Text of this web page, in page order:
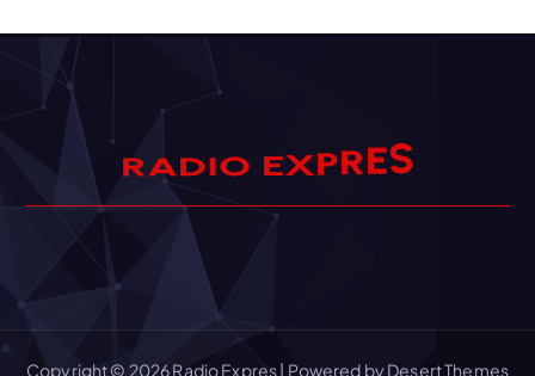
RADIO EXPRES
Copyright © 2026 Radio Expres | Powered byDesert Themes